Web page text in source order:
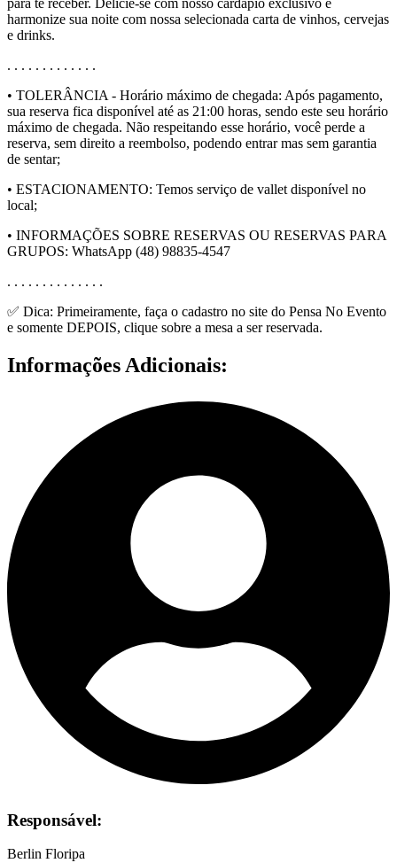
para te receber. Delicie-se com nosso cardápio exclusivo e
harmonize sua noite com nossa selecionada carta de vinhos, cervejas
e drinks.
. . . . . . . . . . . . .
• TOLERÂNCIA - Horário máximo de chegada: Após pagamento,
sua reserva fica disponível até as 21:00 horas, sendo este seu horário
máximo de chegada. Não respeitando esse horário, você perde a
reserva, sem direito a reembolso, podendo entrar mas sem garantia
de sentar;
• ESTACIONAMENTO: Temos serviço de vallet disponível no
local;
• INFORMAÇÕES SOBRE RESERVAS OU RESERVAS PARA
GRUPOS: WhatsApp (48) 98835-4547
. . . . . . . . . . . . . .
✅ Dica: Primeiramente, faça o cadastro no site do Pensa No Evento
e somente DEPOIS, clique sobre a mesa a ser reservada.
Informações Adicionais:
Responsável:
Berlin Floripa